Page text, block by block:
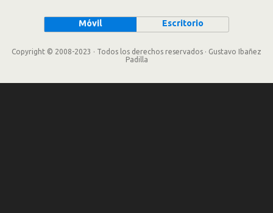
Móvil Escritorio
Copyright © 2008-2023 · Todos los derechos reservados · Gustavo Ibañez
Padilla